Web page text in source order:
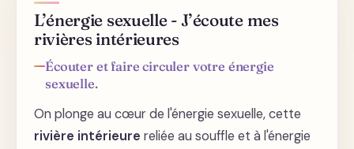
Être pleinement présent et
savourer ici et maintenant
La rencontre
Énergie plaisir - Introduction
L’énergie sexuelle - J’écoute mes
rivières intérieures
Écouter et faire circuler votre énergie
sexuelle.
On plonge au cœur de l'énergie sexuelle, cette
rivière intérieure reliée au souffle et à l'énergie